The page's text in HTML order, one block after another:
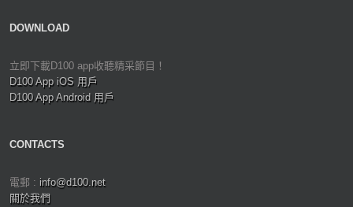
DOWNLOAD
立即下載D100 app收聽精采節目！
D100 App iOS 用戶
D100 App Android 用戶
CONTACTS
電郵 : info@d100.net
關於我們